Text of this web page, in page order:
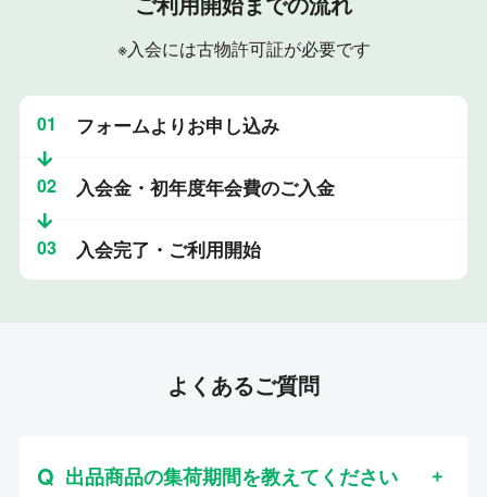
※入会には古物許可証が必要です
01 フォームよりお申し込み
02 入会金・初年度年会費のご入金
03 入会完了・ご利用開始
よくあるご質問
出品商品の集荷期間を教えてください